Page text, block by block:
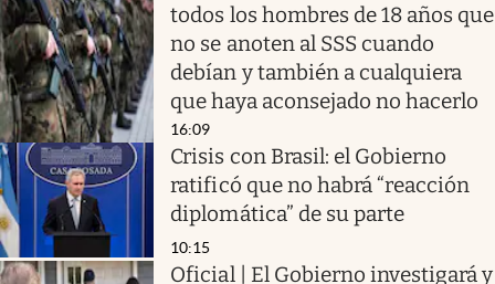
todos los hombres de 18 años que
no se anoten al SSS cuando
debían y también a cualquiera
que haya aconsejado no hacerlo
16:09
Crisis con Brasil: el Gobierno
ratificó que no habrá “reacción
diplomática” de su parte
10:15
Oficial | El Gobierno investigará y